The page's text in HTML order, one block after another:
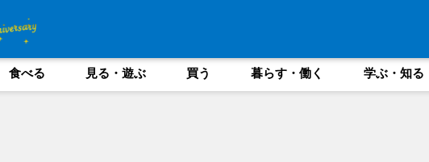
食べる 見る・遊ぶ 買う 暮らす・働く 学ぶ・知る